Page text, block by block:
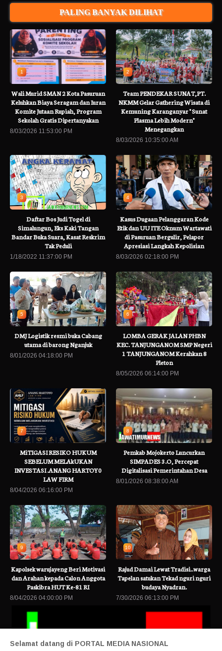
PALING BANYAK DILIHAT
1
Wali Murid SMAN 2 Kota Pasuruan
Keluhkan Biaya Seragam dan Iuran
Komite Jutaan Rupiah, Program
Sekolah Gratis Dipertanyakan
8/03/2026 11:53:00 PM
2
Team PENDEKAR SUNAT,PT.
NKMM Gelar Gathering Wisata di
Kemuning Karanganyar " Sunat
Plasma Lebih Modern"
Menegangkan
8/03/2026 10:35:00 AM
3
Daftar Bos Judi Togel di
Simalungun, Eks Kaki Tangan
Bandar Buka Suara, Kasat Reskrim
Tak Peduli
1/18/2022 11:37:00 PM
4
Kasus Dugaan Pelanggaran Kode
Etik dan UU ITE Oknum Wartawati
di Pasuruan Bergulir, Pelapor
Apresiasi Langkah Kepolisian
8/03/2026 02:18:00 PM
5
DMJ Logistik resmi buka Cabang
utama di barong Nganjuk
8/01/2026 04:18:00 PM
6
LOMBA GERAK JALAN PHBN
KEC. TANJUNGANOM SMP Negeri
1 TANJUNGANOM Kerahkan 8
Pleton
8/05/2026 06:14:00 PM
7
MiTIGASI RESIKO HUKUM
SEBELUM MELAkUKAN
INVESTASI .ANANG HARTOY0
LAW FIRM
8/04/2026 06:16:00 PM
8
Pemkab Mojokerto Luncurkan
SIMPADES 3.O, Percepat
Digitalisasi Pemerintahan Desa
8/01/2026 08:38:00 AM
9
Kapolsek warujayeng Beri Motivasi
dan Arahan kepada Calon Anggota
Paskibra HUT Ke-81 RI
8/04/2026 04:00:00 PM
10
Rajud Damai Lewat Tradisi..warga
Tapelan satukan Tekad nguri nguri
budaya Nyadran.
7/30/2026 06:13:00 PM
Selamat datang di PORTAL MEDIA NASIONAL